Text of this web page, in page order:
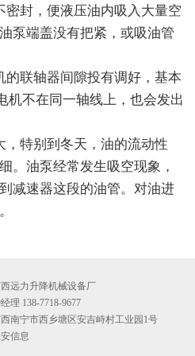
密封，便液压油内吸入大量空
泵端盖没有把紧，或吸油管
的联轴器间隙投有调好，基本
机不在同一轴线上，也会发出
，特别到冬天，油的流动性
。油泵经常发生吸空现象，
减速器这段的油管。对油进
远力升降机械设备厂
理 138-7718-9677
南宁市西乡塘区安吉峙村工业园1号
信息